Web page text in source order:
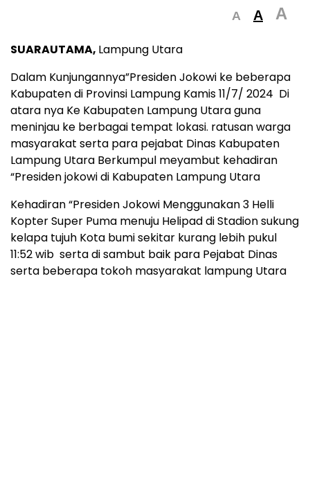
A A A
SUARAUTAMA, Lampung Utara
Dalam Kunjungannya”Presiden Jokowi ke beberapa
Kabupaten di Provinsi Lampung Kamis 11/7/ 2024 Di
atara nya Ke Kabupaten Lampung Utara guna
meninjau ke berbagai tempat lokasi. ratusan warga
masyarakat serta para pejabat Dinas Kabupaten
Lampung Utara Berkumpul meyambut kehadiran
“Presiden jokowi di Kabupaten Lampung Utara
Kehadiran “Presiden Jokowi Menggunakan 3 Helli
Kopter Super Puma menuju Helipad di Stadion sukung
kelapa tujuh Kota bumi sekitar kurang lebih pukul
11:52 wib serta di sambut baik para Pejabat Dinas
serta beberapa tokoh masyarakat lampung Utara